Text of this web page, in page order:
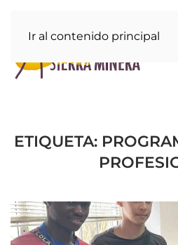
Ir al contenido principal
ETIQUETA: